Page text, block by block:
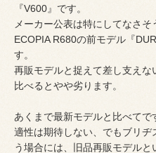
『V600』です。
メーカー公表は特にしてなさ
ECOPIA R680の前モデル『
す。
再販モデルと捉えて差し支えな
比べるとやや劣ります。
あくまで最新モデルと比べて
適性は期待しない、でもブリ
う場合には、旧品再販モデル